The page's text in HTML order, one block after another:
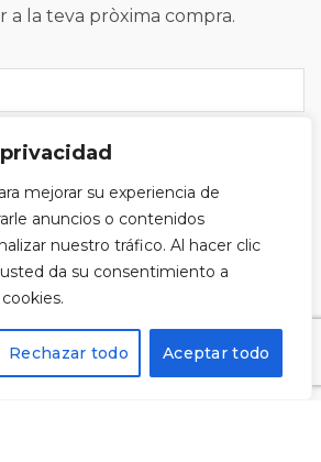
mejorar su experiencia de
anuncios o contenidos
nuestro tráfico. Al hacer clic
da su consentimiento a
Rechazar todo Aceptar todo
a la teva pròxima compra.
lapolítica de privacitat